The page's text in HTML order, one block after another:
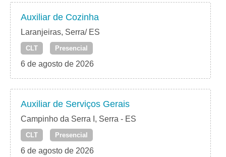
Auxiliar de Cozinha
Laranjeiras, Serra/ ES
CLT Presencial
6 de agosto de 2026
Auxiliar de Serviços Gerais
Campinho da Serra I, Serra - ES
CLT Presencial
6 de agosto de 2026